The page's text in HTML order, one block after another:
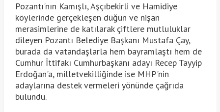
Pozantı'nın Kamışlı, Aşçıbekirli ve Hamidiye
köylerinde gerçekleşen düğün ve nişan
merasimlerine de katılarak çiftlere mutluluklar
dileyen Pozantı Belediye Başkanı Mustafa Çay,
burada da vatandaşlarla hem bayramlaştı hem de
Cumhur İttifakı Cumhurbaşkanı adayı Recep Tayyip
Erdoğan'a, milletvekilliğinde ise MHP'nin
adaylarına destek vermeleri yönünde çağrıda
bulundu.